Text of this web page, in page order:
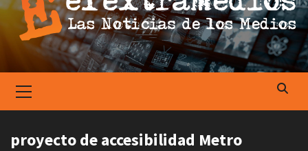
Menu
proyecto de accesibilidad Metro